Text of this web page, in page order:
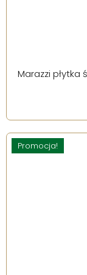
Marazzi
Promocja!